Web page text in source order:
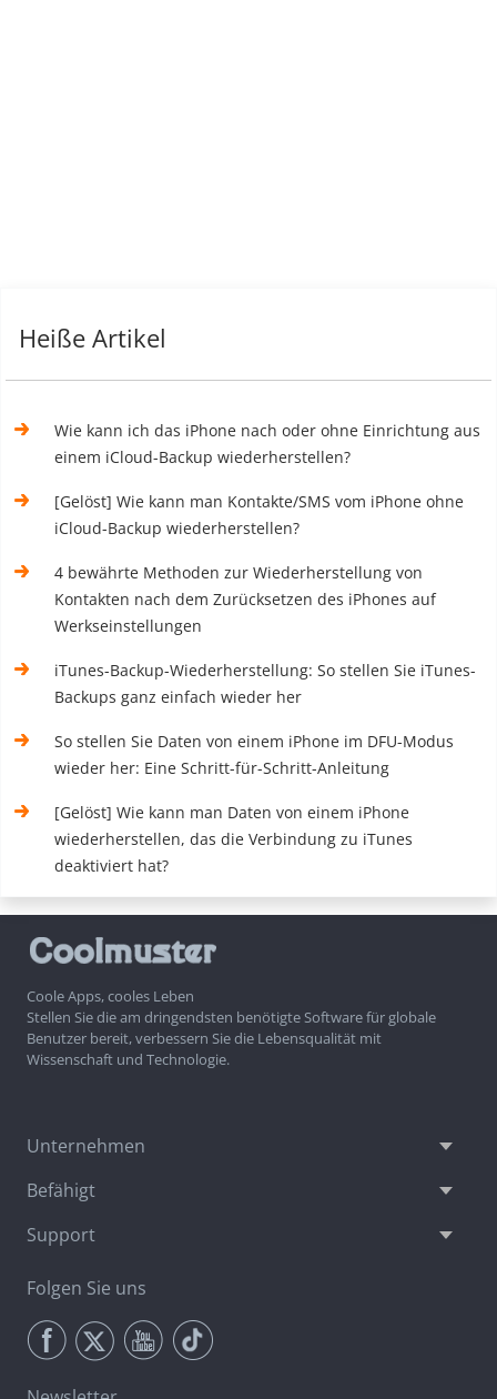
Heiße Artikel
Wie kann ich das iPhone nach oder ohne Einrichtung aus
einem iCloud-Backup wiederherstellen?
[Gelöst] Wie kann man Kontakte/SMS vom iPhone ohne
iCloud-Backup wiederherstellen?
4 bewährte Methoden zur Wiederherstellung von
Kontakten nach dem Zurücksetzen des iPhones auf
Werkseinstellungen
iTunes-Backup-Wiederherstellung: So stellen Sie iTunes-
Backups ganz einfach wieder her
So stellen Sie Daten von einem iPhone im DFU-Modus
wieder her: Eine Schritt-für-Schritt-Anleitung
[Gelöst] Wie kann man Daten von einem iPhone
wiederherstellen, das die Verbindung zu iTunes
deaktiviert hat?
Coole Apps, cooles Leben
Stellen Sie die am dringendsten benötigte Software für globale
Benutzer bereit, verbessern Sie die Lebensqualität mit
Wissenschaft und Technologie.
Unternehmen
Befähigt
Support
Folgen Sie uns